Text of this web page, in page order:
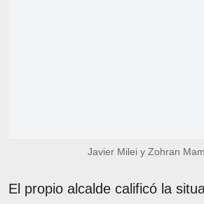
Javier Milei y Zohran
El propio alcalde calificó la